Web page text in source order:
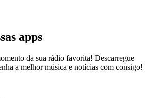
apps
da sua rádio favorita! Descarregue
a melhor música e notícias com consigo!